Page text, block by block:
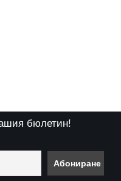
бюлетин!